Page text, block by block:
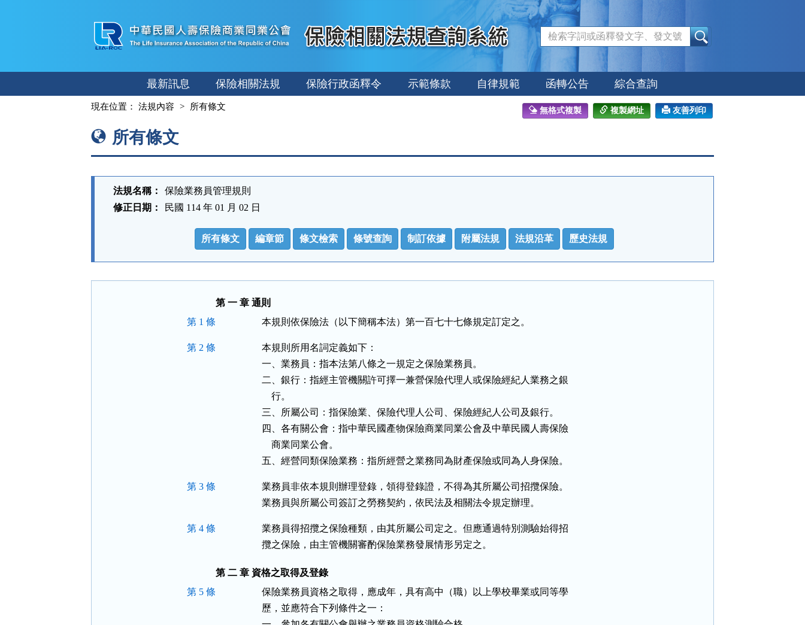
容
最新訊息 保險相關法規 保險行政函釋令 示範條款 自律規範 函轉公告 綜合查詢
現在位置： 法規內容 所有條文 無格式複製 複製網址 友善列印
所有條文
法規名稱：
保險業務員管理規則
修正日期：
民國 114 年 01 月 02 日
能
所有條文 編章節 條文檢索 條號查詢 制訂依據 附屬法規 法規沿革 歷史法規
第 一 章 通則
第 1 條
本規則依保險法（以下簡稱本法）第一百七十七條規定訂定之。
第 2 條
本規則所用名詞定義如下：
一、業務員：指本法第八條之一規定之保險業務員。
二、銀行：指經主管機關許可擇一兼營保險代理人或保險經紀人業務之銀
    行。
三、所屬公司：指保險業、保險代理人公司、保險經紀人公司及銀行。
四、各有關公會：指中華民國產物保險商業同業公會及中華民國人壽保險
    商業同業公會。
五、經營同類保險業務：指所經營之業務同為財產保險或同為人身保險。
第 3 條
業務員非依本規則辦理登錄，領得登錄證，不得為其所屬公司招攬保險。
業務員與所屬公司簽訂之勞務契約，依民法及相關法令規定辦理。
第 4 條
業務員得招攬之保險種類，由其所屬公司定之。但應通過特別測驗始得招
攬之保險，由主管機關審酌保險業務發展情形另定之。
第 二 章 資格之取得及登錄
第 5 條
保險業務員資格之取得，應成年，具有高中（職）以上學校畢業或同等學
歷，並應符合下列條件之一：